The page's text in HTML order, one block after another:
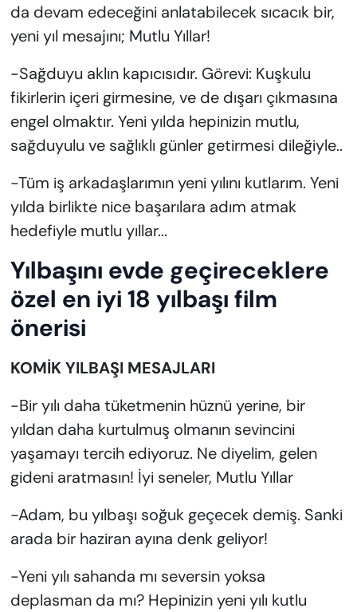
da devam edeceğini anlatabilecek sıcacık bir,
yeni yıl mesajını; Mutlu Yıllar!
-Sağduyu aklın kapıcısıdır. Görevi: Kuşkulu
fikirlerin içeri girmesine, ve de dışarı çıkmasına
engel olmaktır. Yeni yılda hepinizin mutlu,
sağduyulu ve sağlıklı günler getirmesi dileğiyle..
-Tüm iş arkadaşlarımın yeni yılını kutlarım. Yeni
yılda birlikte nice başarılara adım atmak
hedefiyle mutlu yıllar...
Yılbaşını evde geçireceklere
özel en iyi 18 yılbaşı film
önerisi
KOMİK YILBAŞI MESAJLARI
-Bir yılı daha tüketmenin hüznü yerine, bir
yıldan daha kurtulmuş olmanın sevincini
yaşamayı tercih ediyoruz. Ne diyelim, gelen
gideni aratmasın! İyi seneler, Mutlu Yıllar
-Adam, bu yılbaşı soğuk geçecek demiş. Sanki
arada bir haziran ayına denk geliyor!
-Yeni yılı sahanda mı seversin yoksa
deplasman da mı? Hepinizin yeni yılı kutlu